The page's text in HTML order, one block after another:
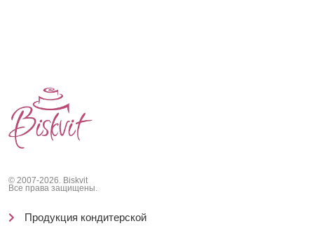
© 2007-2026. Biskvit
Все права защищены.
Продукция кондитерской